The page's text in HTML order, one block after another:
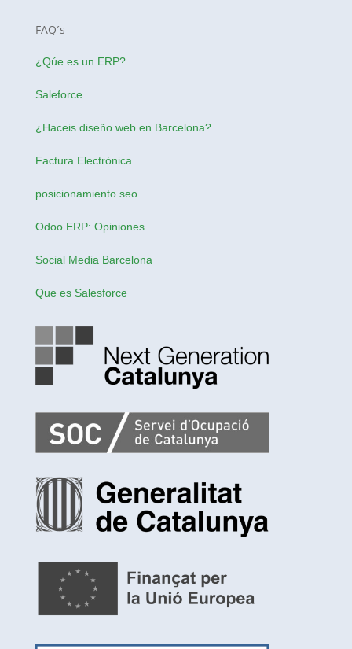
FAQ´s
¿Qúe es un ERP?
Saleforce
¿Haceis diseño web en Barcelona?
Factura Electrónica
posicionamiento seo
Odoo ERP: Opiniones
Social Media Barcelona
Que es Salesforce